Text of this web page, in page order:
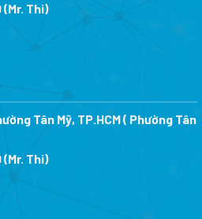
(Mr. Thi)
Tân Mỹ, TP.HCM ( Phường Tân
(Mr. Thi)